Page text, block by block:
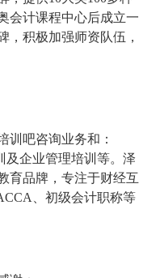
会计课程中心后成立一
，积极加强师资队伍，
训吧咨询业务和：
及企业管理培训等。泽
育品牌，专注于财经互
、初级会计职称等